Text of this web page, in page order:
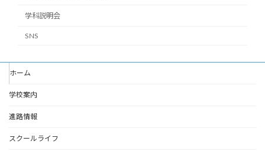
学科説明会
SNS
ホーム
学校案内
進路情報
スクールライフ